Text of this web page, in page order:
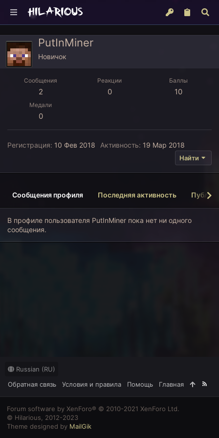
PutInMiner
Новичок
Сообщения
2
Реакции
0
Баллы
10
Медали
0
Регистрация 10 Фев 2018 Активность 19 Мар 2018
Найти
Сообщения профиля Последняя активность
В профиле пользователя PutInMiner пока нет ни одного
сообщения.
Russian (RU)
Обратная связь
Условия и правила Помощь Главная
R
S
Forum software by XenForo® © 2010-2021 XenForo Ltd.
© Hilarious, 2012-2023
Theme designed by MailGik